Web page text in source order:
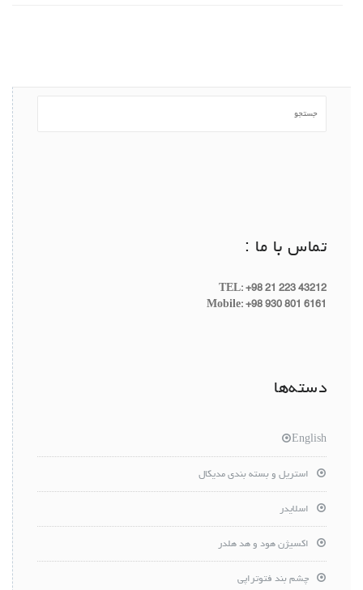
تماس با ما :
TEL: +98 21 223 43212
Mobile: +98 930 801 6161
دسته‌ها
English
استریل و بسته بندی مدیکال
اسلایدر
اکسیژن هود و هد هلدر
چشم بند فتوتراپی